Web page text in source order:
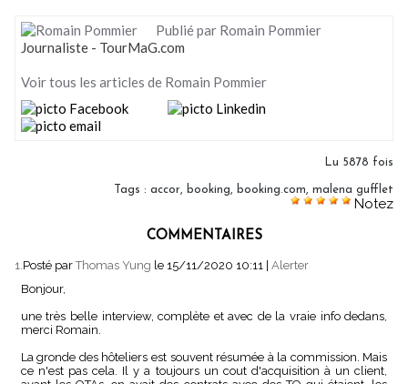
Publié par Romain Pommier
Journaliste - TourMaG.com
Voir tous les articles de Romain Pommier
Lu 5878 fois
Tags : accor, booking, booking.com, malena gufflet
Notez
COMMENTAIRES
1. Posté parThomas Yung le 15/11/2020 10:11 | Alerter
Bonjour,
une très belle interview, complète et avec de la vraie info dedans,
merci Romain.
La gronde des hôteliers est souvent résumée à la commission. Mais
ce n'est pas cela. Il y a toujours un cout d'acquisition à un client,